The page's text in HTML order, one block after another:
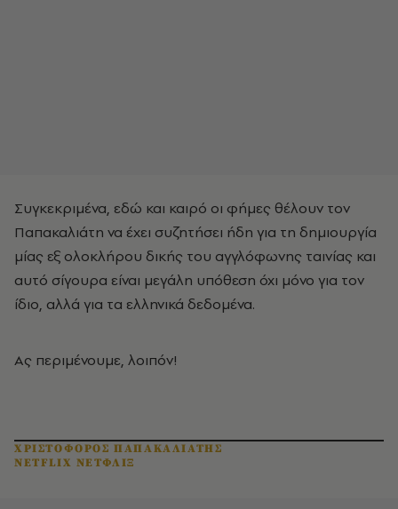
Συγκεκριμένα, εδώ και καιρό οι φήμες θέλουν τον
Παπακαλιάτη να έχει συζητήσει ήδη για τη δημιουργία
μίας εξ ολοκλήρου δικής του αγγλόφωνης ταινίας και
αυτό σίγουρα είναι μεγάλη υπόθεση όχι μόνο για τον
ίδιο, αλλά για τα ελληνικά δεδομένα.
Ας περιμένουμε, λοιπόν!
ΧΡΙΣΤΟΦΟΡΟΣ ΠΑΠΑΚΑΛΙΑΤΗΣ
NETFLIX ΝΕΤΦΛΙΞ